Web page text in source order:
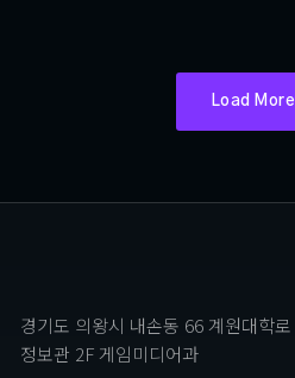
Load More
경기도 의왕시 내손동 66 계원대학로
정보관 2F 게임미디어과